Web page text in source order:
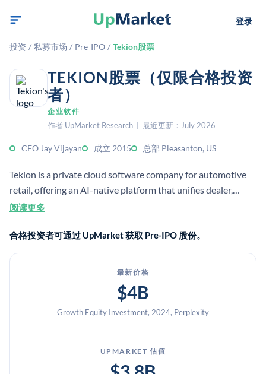
登录
投资 / 私募市场 / Pre-IPO / Tekion股票
TEKION股票（仅限合格投资
者）
企业软件
作者 UpMarket Research | 最近更新：July 2026
CEO Jay Vijayan 成立 2015 总部 Pleasanton, US
Tekion is a private cloud software company for automotive
retail, offering an AI-native platform that unifies dealer,
OEM, and consumer workflows.[2][5] It is headquartered in
executive Jay Vijayan.[1][3]
阅读更多
合格投资者可通过 UpMarket 获取 Pre-IPO 股份。
最新价格
$4B
Growth Equity Investment, 2024, Perplexity
UPMARKET 估值